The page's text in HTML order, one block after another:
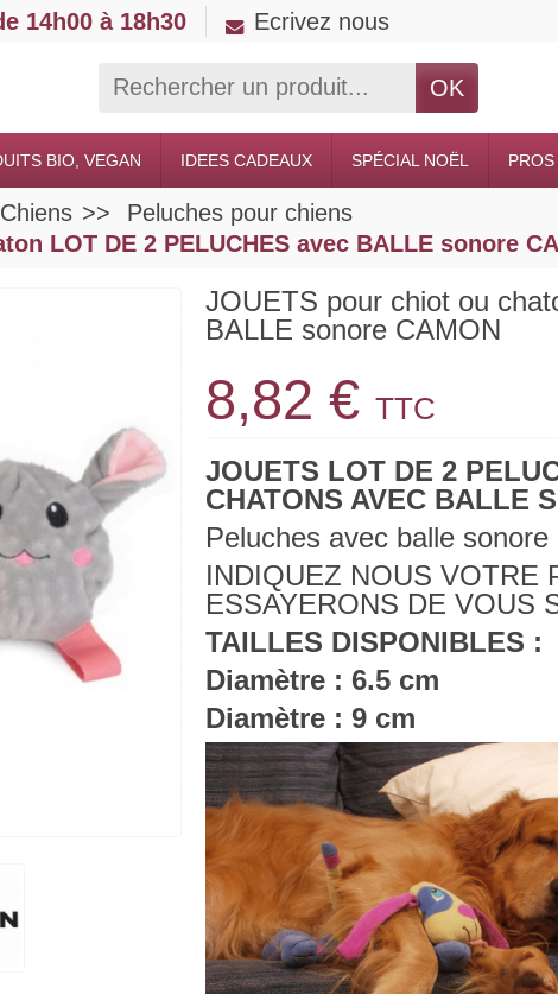
14h00 à 18h30 Ecrivez nous
OK
BIO, VEGAN IDEES CADEAUX SPÉCIAL NOËL PROS
Peluches pour chiens
LOT DE 2 PELUCHES avec BALLE sonore
JOUETS pour chiot ou
BALLE sonore CAMON
8,82 €TTC
JOUETS LOT DE 2
CHATONS AVEC BALLE
Peluches avec balle
INDIQUEZ NOUS VOTRE
ESSAYERONS DE VOUS
TAILLES DISPONIBLES :
Diamètre : 6.5 cm
Diamètre : 9 cm